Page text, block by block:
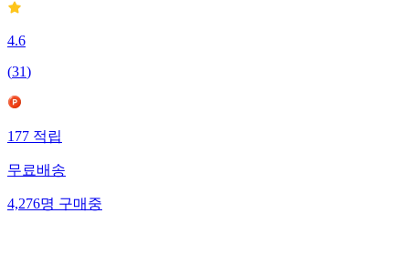
4.6
(31)
177 적립
무료배송
4,276명 구매중